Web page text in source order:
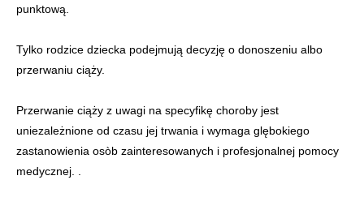
punktową.
Tylko rodzice dziecka podejmują decyzję o donoszeniu albo
przerwaniu ciąży.
Przerwanie ciąży z uwagi na specyfikę choroby jest
uniezależnione od czasu jej trwania i wymaga glębokiego
zastanowienia osòb zainteresowanych i profesjonalnej pomocy
medycznej. .